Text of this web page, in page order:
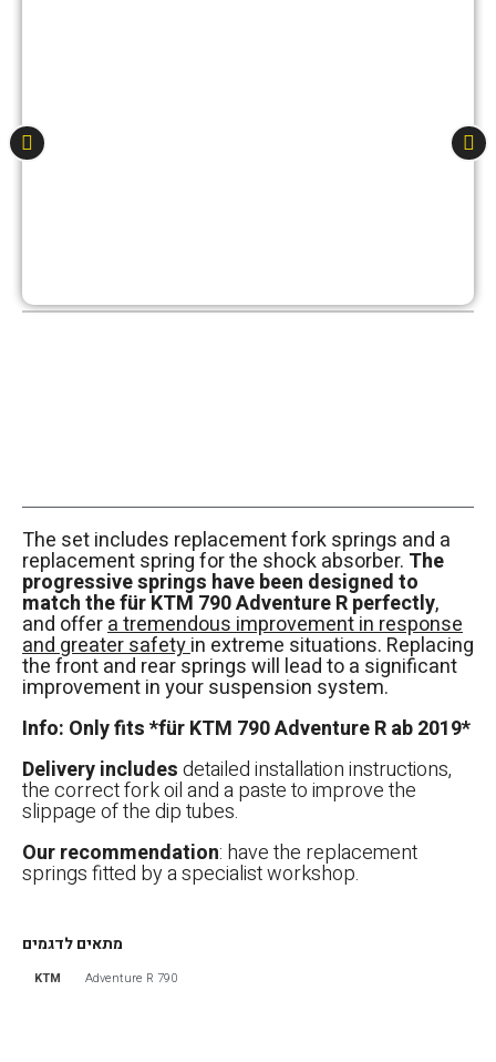
The set includes replacement fork springs and a
replacement spring for the shock absorber. The
progressive springs have been designed to
match the für KTM 790 Adventure R perfectly,
and offera tremendous improvement in response
and greater safetyin extreme situations. Replacing
the front and rear springs will lead to a significant
improvement in your suspension system.
Info: Only fits *für KTM 790 Adventure R ab 2019*
Delivery includesdetailed installation instructions,
the correct fork oil and a paste to improve the
slippage of the dip tubes.
Our recommendation: have the replacement
springs fitted by a specialist workshop.
מתאים לדגמים
KTM 790 Adventure R